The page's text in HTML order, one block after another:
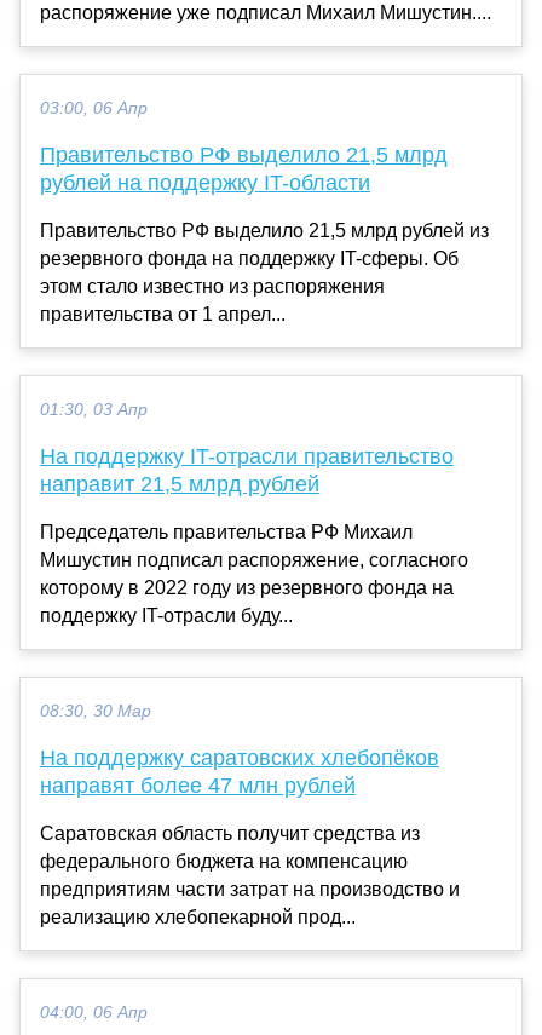
распоряжение уже подписал Михаил Мишустин....
03:00, 06 Апр
Правительство РФ выделило 21,5 млрд
рублей на поддержку IT-области
Правительство РФ выделило 21,5 млрд рублей из
резервного фонда на поддержку IT-сферы. Об
этом стало известно из распоряжения
правительства от 1 апрел...
01:30, 03 Апр
На поддержку IT-отрасли правительство
направит 21,5 млрд рублей
Председатель правительства РФ Михаил
Мишустин подписал распоряжение, согласного
которому в 2022 году из резервного фонда на
поддержку IT-отрасли буду...
08:30, 30 Мар
На поддержку саратовских хлебопёков
направят более 47 млн рублей
Саратовская область получит средства из
федерального бюджета на компенсацию
предприятиям части затрат на производство и
реализацию хлебопекарной прод...
04:00, 06 Апр